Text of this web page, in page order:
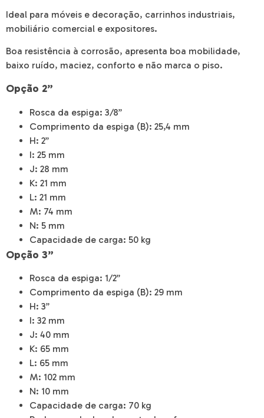
Ideal para móveis e decoração, carrinhos industriais,
mobiliário comercial e expositores.
Boa resistência à corrosão, apresenta boa mobilidade,
baixo ruído, maciez, conforto e não marca o piso.
Opção 2”
Rosca da espiga: 3/8”
Comprimento da espiga (B): 25,4 mm
H: 2”
I: 25 mm
J: 28 mm
K: 21 mm
L: 21 mm
M: 74 mm
N: 5 mm
Capacidade de carga: 50 kg
Opção 3”
Rosca da espiga: 1/2”
Comprimento da espiga (B): 29 mm
H: 3”
I: 32 mm
J: 40 mm
K: 65 mm
L: 65 mm
M: 102 mm
N: 10 mm
Capacidade de carga: 70 kg